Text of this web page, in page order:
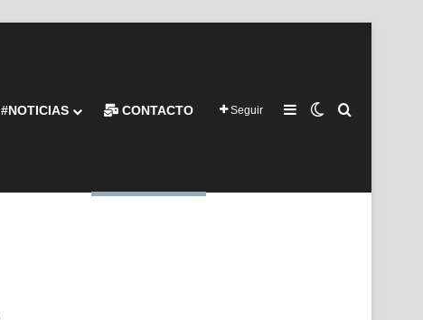
#NOTICIAS CONTACTO Seguir Barra lateral
Switch skin